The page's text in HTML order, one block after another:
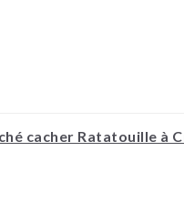
cacher Ratatouille à